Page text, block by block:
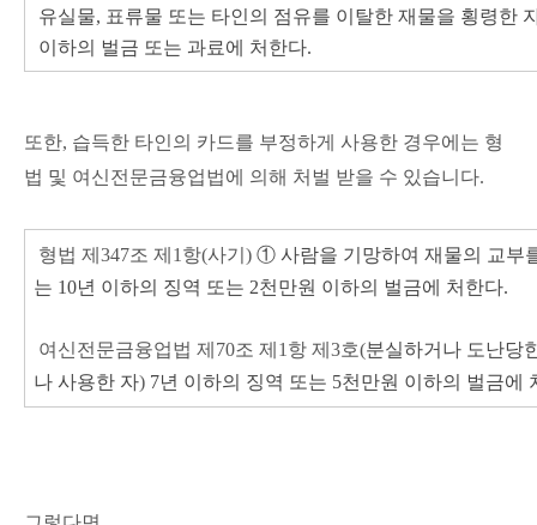
유실물, 표류물 또는 타인의 점유를 이탈한 재물을 횡령한
이하의 벌금 또는 과료에 처한다.
또한, 습득한 타인의 카드를 부정하게 사용한 경우에는 형
법 및 여신전문금융업법에 의해 처벌 받을 수 있습니다.
형법 제347조 제1 항(사기) ① 사람을 기망하여 재물의 교부
는 10년 이하의 징역 또는 2천만원 이하의 벌금에 처한다.
여신전문금융업법 제70조 제1항 제3호(분실하거나 도난당
나 사용한 자) 7년 이하의 징역 또는 5천만원 이하의 벌금에